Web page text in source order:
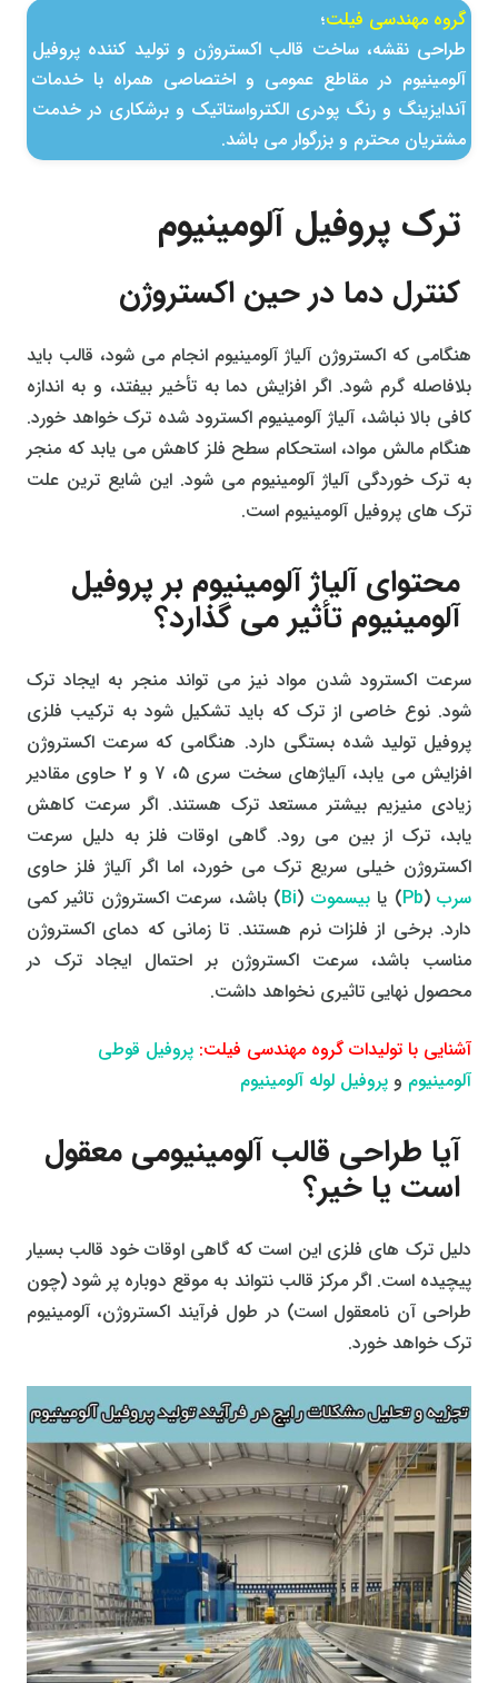
گروه مهندسی فیلت؛
طراحی نقشه، ساخت قالب اكستروژن و تولید كننده پروفیل
آلومینیوم در مقاطع عمومی و اختصاصی همراه با خدمات
آندایزینگ و رنگ پودری الکترواستاتیک و برشکاری در خدمت
مشتریان محترم و بزرگوار می باشد.
ترک پروفیل آلومینیوم
کنترل دما در حین اکستروژن
هنگامی که اکستروژن آلیاژ آلومینیوم انجام می شود، قالب باید
بلافاصله گرم شود. اگر افزایش دما به تأخیر بیفتد، و به اندازه
کافی بالا نباشد، آلیاژ آلومینیوم اکسترود شده ترک خواهد خورد.
هنگام مالش مواد، استحکام سطح فلز کاهش می یابد که منجر
به ترک خوردگی آلیاژ آلومینیوم می شود. این شایع ترین علت
ترک های پروفیل آلومینیوم است.
محتوای آلیاژ آلومینیوم بر پروفیل
آلومینیوم تأثیر می گذارد؟
سرعت اکسترود شدن مواد نیز می تواند منجر به ایجاد ترک
شود. نوع خاصی از ترک که باید تشکیل شود به ترکیب فلزی
پروفیل تولید شده بستگی دارد. هنگامی که سرعت اکستروژن
افزایش می یابد، آلیاژهای سخت سری 5، 7 و 2 حاوی مقادیر
زیادی منیزیم بیشتر مستعد ترک هستند. اگر سرعت کاهش
یابد، ترک از بین می رود. گاهی اوقات فلز به دلیل سرعت
اکستروژن خیلی سریع ترک می خورد، اما اگر آلیاژ فلز حاوی
سرب(
Pb) یابیسموت (
Bi) باشد، سرعت اکستروژن تاثیر کمی
دارد. برخی از فلزات نرم هستند. تا زمانی که دمای اکستروژن
مناسب باشد، سرعت اکستروژن بر احتمال ایجاد ترک در
محصول نهایی تاثیری نخواهد داشت.
آشنایی با تولیدات گروه مهندسی فیلت: پروفیل قوطی
آلومینیوم و پروفیل لوله آلومینیوم
آیا طراحی قالب آلومینیومی معقول
است یا خیر؟
دلیل ترک های فلزی این است که گاهی اوقات خود قالب بسیار
پیچیده است. اگر مرکز قالب نتواند به موقع دوباره پر شود (چون
طراحی آن نامعقول است) در طول فرآیند اکستروژن، آلومینیوم
ترک خواهد خورد.